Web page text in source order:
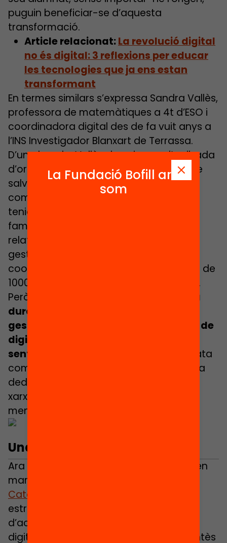
puguin beneficiar-se d’aquesta
transformació.
Article relacionat:La revolució digital
no és digital: 3 reflexions per educar
les tecnologies que ja ens estan
transformant
En termes similars s’expressa Sandra Vallès,
professora de matemàtiques a 4t d’ESO i
coordinadora digital des de fa vuit anys a
l’INS Investigador Blanxart de Terrassa.
D’una banda, Vallès descriu com l’arribada
d’ordinadors el 2020 va ser una taula de
salvació a aquest centre de màxima
complexitat i 800 alumnes. «Molts no
tenien un dispositiu a casa. Algunes
famílies vivien en una sola habitació»,
relata Vallès, que avui s’encarrega de
gestionar, juntament amb l’altre
coordinador digital de l’institut, els prop de
1000 equips amb què compta el centre.
Però com altres docents, també
critica
durament com Educació està
gestionant aquest ambiciós projecte de
digitalització a tot Catalunya. «Ens
sentim oblidats»
, exclama, mentre relata
com una part important de la jornada la
dedica a arreglar problemes amb les
xarxes wifi del centre i a gestionar tota
mena d’incidències tècniques.
Una inversió milionària
Ara fa quatre anys el Govern va posar en
marxa el
Catalunya (PDEC) 2020-2023
estratègia amb tres eixos principals
d’actuació per dotar de competències
digitals a alumnes, docents i centres. Entès
La Fundació Bofill ara
som